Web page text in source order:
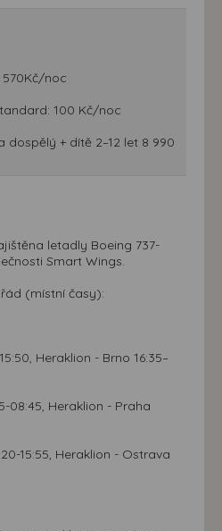
noc
100 Kč/noc
dospělý + dítě 2–12 let 8 990
letadly Boeing 737-
Smart Wings.
(místní časy):
Heraklion - Brno 16:35–
08:45, Heraklion - Praha
15:55, Heraklion - Ostrava